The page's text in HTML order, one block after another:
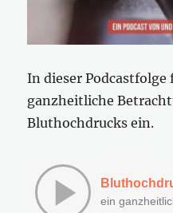
In dieser
ganzheitliche
Bluthochdrucks ein.